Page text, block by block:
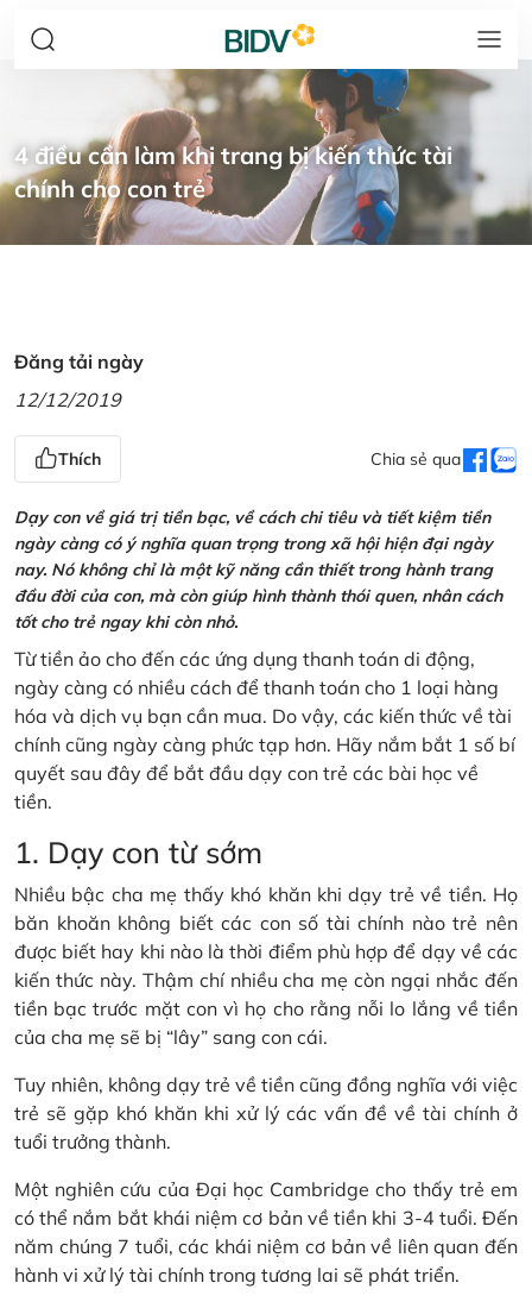
4 điều cần làm khi trang bị kiến thức tài
chính cho con trẻ
Đăng tải ngày
12/12/2019
Thích Chia sẻ qua
Dạy con về giá trị tiền bạc, về cách chi tiêu và tiết kiệm tiền
ngày càng có ý nghĩa quan trọng trong xã hội hiện đại ngày
nay. Nó không chỉ là một kỹ năng cần thiết trong hành trang
đầu đời của con, mà còn giúp hình thành thói quen, nhân cách
tốt cho trẻ ngay khi còn nhỏ.
Từ tiền ảo cho đến các ứng dụng thanh toán di động,
ngày càng có nhiều cách để thanh toán cho 1 loại hàng
hóa và dịch vụ bạn cần mua. Do vậy, các kiến thức về tài
chính cũng ngày càng phức tạp hơn. Hãy nắm bắt 1 số bí
quyết sau đây để bắt đầu dạy con trẻ các bài học về
tiền.
1. Dạy con từ sớm
Nhiều bậc cha mẹ thấy khó khăn khi dạy trẻ về tiền. Họ
băn khoăn không biết các con số tài chính nào trẻ nên
được biết hay khi nào là thời điểm phù hợp để dạy về các
kiến thức này. Thậm chí nhiều cha mẹ còn ngại nhắc đến
tiền bạc trước mặt con vì họ cho rằng nỗi lo lắng về tiền
của cha mẹ sẽ bị “lây” sang con cái.
Tuy nhiên, không dạy trẻ về tiền cũng đồng nghĩa với việc
trẻ sẽ gặp khó khăn khi xử lý các vấn đề về tài chính ở
tuổi trưởng thành.
Một nghiên cứu của Đại học Cambridge cho thấy trẻ em
có thể nắm bắt khái niệm cơ bản về tiền khi 3-4 tuổi. Đến
năm chúng 7 tuổi, các khái niệm cơ bản về liên quan đến
hành vi xử lý tài chính trong tương lai sẽ phát triển.